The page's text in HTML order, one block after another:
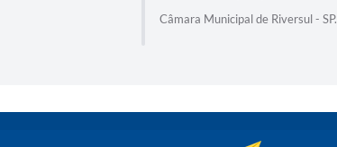
Câmara Municipal de Riversul - SP.